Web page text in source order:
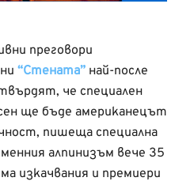
преговори
“Стената” най-после
че специален
ще бъде американецът
пишеща специална
алпинизъм вече 35
изкачвания и премиери